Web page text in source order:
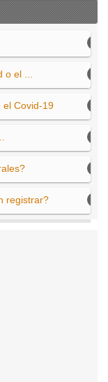
o el ...
el Covid-19
registrar?